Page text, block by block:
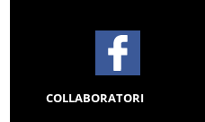
COLLABORATORI